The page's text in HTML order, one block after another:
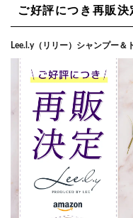
ご好評につき再販決
Lee.l.y（リリー）シャンプー＆